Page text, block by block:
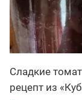
Сладкие
рецепт из